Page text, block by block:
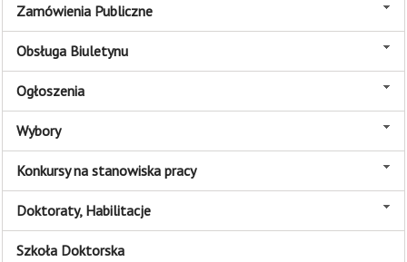
Zamówienia Publiczne
Obsługa Biuletynu
Ogłoszenia
Wybory
Konkursy na stanowiska pracy
Doktoraty, Habilitacje
Szkoła Doktorska